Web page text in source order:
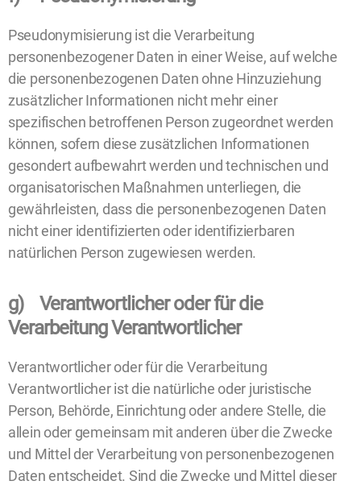
Pseudonymisierung ist die Verarbeitung
personenbezogener Daten in einer Weise, auf welche
die personenbezogenen Daten ohne Hinzuziehung
zusätzlicher Informationen nicht mehr einer
spezifischen betroffenen Person zugeordnet werden
können, sofern diese zusätzlichen Informationen
gesondert aufbewahrt werden und technischen und
organisatorischen Maßnahmen unterliegen, die
gewährleisten, dass die personenbezogenen Daten
nicht einer identifizierten oder identifizierbaren
natürlichen Person zugewiesen werden.
g) Verantwortlicher oder für die
Verarbeitung Verantwortlicher
Verantwortlicher oder für die Verarbeitung
Verantwortlicher ist die natürliche oder juristische
Person, Behörde, Einrichtung oder andere Stelle, die
allein oder gemeinsam mit anderen über die Zwecke
und Mittel der Verarbeitung von personenbezogenen
Daten entscheidet. Sind die Zwecke und Mittel dieser